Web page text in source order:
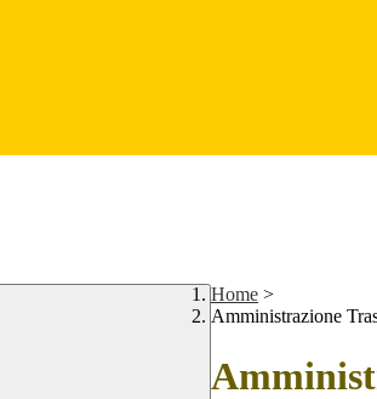
Home >
Amministrazione